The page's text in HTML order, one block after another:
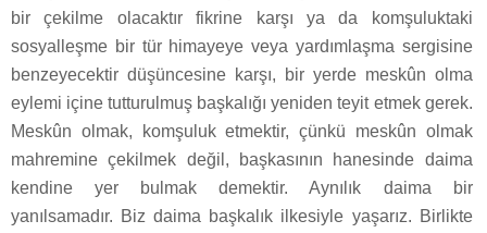
bir çekilme olacaktır fikrine karşı ya da komşuluktaki
sosyalleşme bir tür himayeye veya yardımlaşma sergisine
benzeyecektir düşüncesine karşı, bir yerde meskûn olma
eylemi içine tutturulmuş başkalığı yeniden teyit etmek gerek.
Meskûn olmak, komşuluk etmektir, çünkü meskûn olmak
mahremine çekilmek değil, başkasının hanesinde daima
kendine yer bulmak demektir. Aynılık daima bir
yanılsamadır. Biz daima başkalık ilkesiyle yaşarız. Birlikte